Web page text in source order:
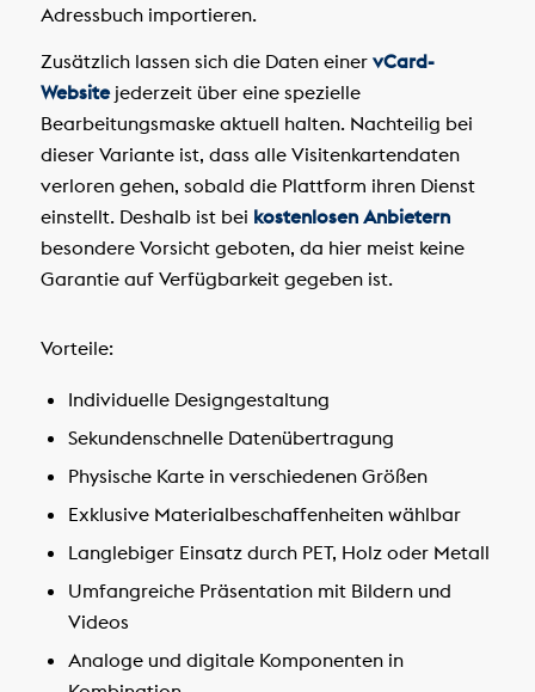
Adressbuch importieren.
Zusätzlich lassen sich die Daten einer vCard-
Websitejederzeit über eine spezielle
Bearbeitungsmaske aktuell halten. Nachteilig bei
dieser Variante ist, dass alle Visitenkartendaten
verloren gehen, sobald die Plattform ihren Dienst
einstellt. Deshalb ist bei kostenlosen Anbietern
besondere Vorsicht geboten, da hier meist keine
Garantie auf Verfügbarkeit gegeben ist.
Vorteile:
Individuelle Designgestaltung
Sekundenschnelle Datenübertragung
Physische Karte in verschiedenen Größen
Exklusive Materialbeschaffenheiten wählbar
Langlebiger Einsatz durch PET, Holz oder Metall
Umfangreiche Präsentation mit Bildern und
Videos
Analoge und digitale Komponenten in